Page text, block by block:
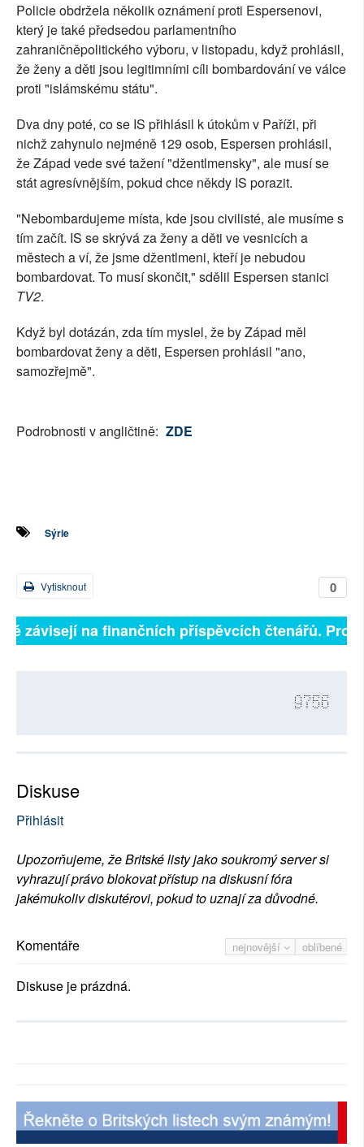
Policie obdržela několik oznámení proti Espersenovi,
který je také předsedou parlamentního
zahraničněpolitického výboru, v listopadu, když prohlásil,
že ženy a děti jsou legitimními cíli bombardování ve válce
proti "islámskému státu".
Dva dny poté, co se IS přihlásil k útokům v Paříži, při
nichž zahynulo nejméně 129 osob, Espersen prohlásil,
že Západ vede své tažení "džentlmensky", ale musí se
stát agresívnějším, pokud chce někdy IS porazit.
"Nebombardujeme místa, kde jsou civilisté, ale musíme s
tím začít. IS se skrývá za ženy a děti ve vesnicích a
městech a ví, že jsme džentlmeni, kteří je nebudou
bombardovat. To musí skončit," sdělil Espersen stanici
TV2.
Když byl dotázán, zda tím myslel, že by Západ měl
bombardovat ženy a děti, Espersen prohlásil "ano,
samozřejmě".
Podrobnosti v angličtině: ZDE
Sýrie
0
Vytisknout
závisejí na finančních příspěvcích čtenářů.
9756
Diskuse
Přihlásit
Upozorňujeme, že Britské listy jako soukromý server si
vyhrazují právo blokovat přístup na diskusní fóra
jakémukoliv diskutérovi, pokud to uznají za důvodné.
nejnovější oblíbené
Komentáře
Diskuse je prázdná.